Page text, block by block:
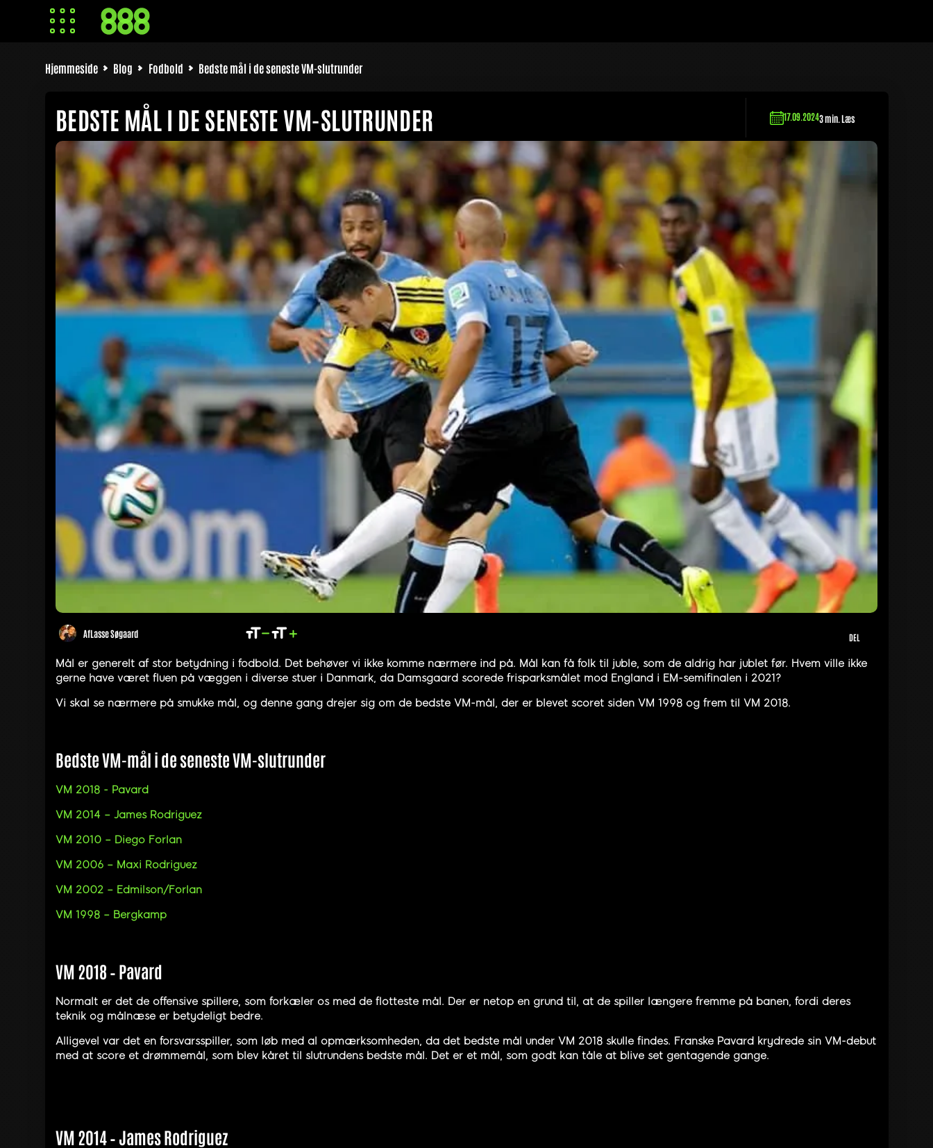
Hjemmeside Blog Fodbold Bedste mål i de seneste VM-slutrunder
BEDSTE MÅL I DE SENESTE VM-SLUTRUNDER 17.09.20243 min. Læs
AfLasse Søgaard DEL
Mål er generelt af stor betydning i fodbold. Det behøver vi ikke komme nærmere ind på. Mål kan få folk til juble, som de aldrig har jublet før. Hvem ville ikke
gerne have været fluen på væggen i diverse stuer i Danmark, da Damsgaard scorede frisparksmålet mod England i EM-semifinalen i 2021?
Vi skal se nærmere på smukke mål, og denne gang drejer sig om de bedste VM-mål, der er blevet scoret siden VM 1998 og frem til VM 2018.
Bedste VM-mål i de seneste VM-slutrunder
VM 2018 - Pavard
VM 2014 – James Rodriguez
VM 2010 – Diego Forlan
VM 2006 – Maxi Rodriguez
VM 2002 – Edmilson/Forlan
VM 1998 – Bergkamp
VM 2018 – Pavard
Normalt er det de offensive spillere, som forkæler os med de flotteste mål. Der er netop en grund til, at de spiller længere fremme på banen, fordi deres
teknik og målnæse er betydeligt bedre.
Alligevel var det en forsvarsspiller, som løb med al opmærksomheden, da det bedste mål under VM 2018 skulle findes. Franske Pavard krydrede sin VM-debut
med at score et drømmemål, som blev kåret til slutrundens bedste mål. Det er et mål, som godt kan tåle at blive set gentagende gange.
VM 2014 – James Rodriguez